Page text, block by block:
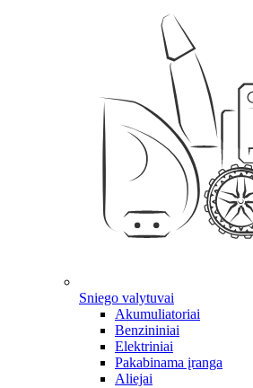
Sniego valytuvai
Akumuliatoriai
Benzininiai
Elektriniai
Pakabinama įranga
Aliejai